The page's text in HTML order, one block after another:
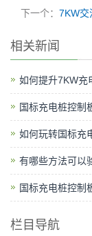
下一个： 7KW交
相关新闻
如何提升7KW充
国标充电桩控制
如何玩转国标充
有哪些方法可以
国标充电桩控制
栏目导航